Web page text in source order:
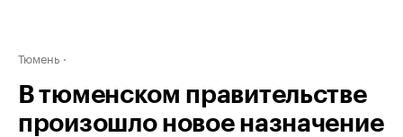
Тюмень
В тюменском правительстве
произошло новое назначение